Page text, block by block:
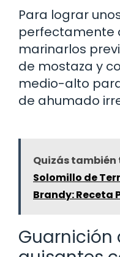
Para lograr
perfectamente
marinarlos
de mostaza y
medio-alto
de ahumado
Quizás también
Solomillo de
Brandy: Receta
Guarnición